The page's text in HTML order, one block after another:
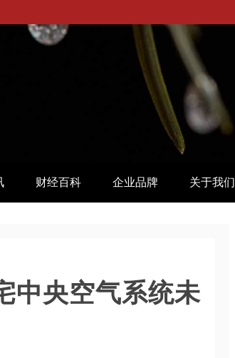
财经百科 企业品牌 关于我们
中央空气系统未